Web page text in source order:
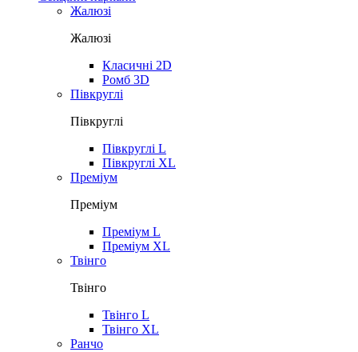
Жалюзі
Жалюзі
Класичні 2D
Ромб 3D
Півкруглі
Півкруглі
Півкруглі L
Півкруглі XL
Преміум
Преміум
Преміум L
Преміум XL
Твінго
Твінго
Твінго L
Твінго XL
Ранчо